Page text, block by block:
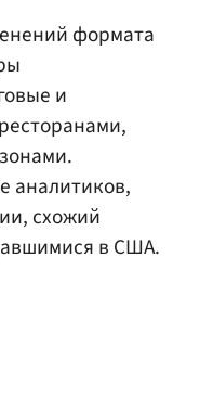
формата
и
аналитиков,
схожий
в США.